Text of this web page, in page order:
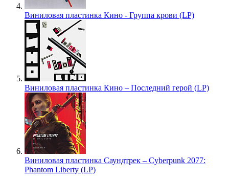
Виниловая пластинка Кино - Группа крови (LP)
Виниловая пластинка Кино – Последний герой (LP)
Виниловая пластинка Саундтрек – Cyberpunk 2077:
Phantom Liberty (LP)